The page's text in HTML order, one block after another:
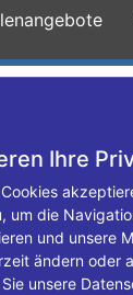
Ihre
um die
und unsere
ändern oder
unsere